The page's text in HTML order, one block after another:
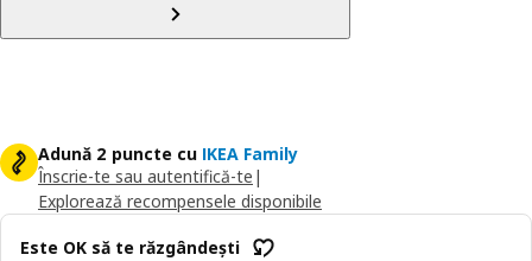
Adună 2 puncte cu IKEA Family
Înscrie-te sau autentifică-te |
Explorează recompensele disponibile
Este OK să te răzgândești